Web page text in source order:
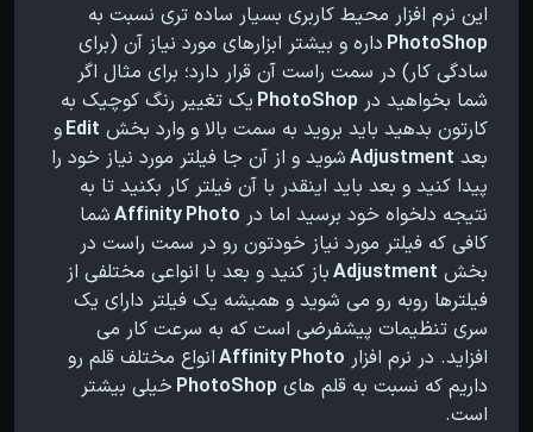
این نرم افزار محیط کاربری بسیار ساده تری نسبت به
PhotoShop داره و بیشتر ابزارهای مورد نیاز آن (برای
سادگی کار) در سمت راست آن قرار دارد؛ برای مثال اگر
شما بخواهید در PhotoShop یک تغییر رنگ کوچیک به
کارتون بدهید باید بروید به سمت بالا و وارد بخش Editو
بعد Adjustmentشوید و از آن جا فیلتر مورد نیاز خود را
پیدا کنید و بعد باید اینقدر با آن فیلتر کار بکنید تا به
نتیجه دلخواه خود برسید اما در Affinity Photoشما
کافی که فیلتر مورد نیاز خودتون رو در سمت راست در
بخش Adjustmentباز کنید و بعد با انواعی مختلفی از
فیلترها روبه رو می شوید و همیشه یک فیلتر دارای یک
سری تنظیمات پیشفرضی است که به سرعت کار می
افزاید. در نرم افزار Affinity Photoانواع مختلف قلم رو
داریم که نسبت به قلم های PhotoShop خیلی بیشتر
است.